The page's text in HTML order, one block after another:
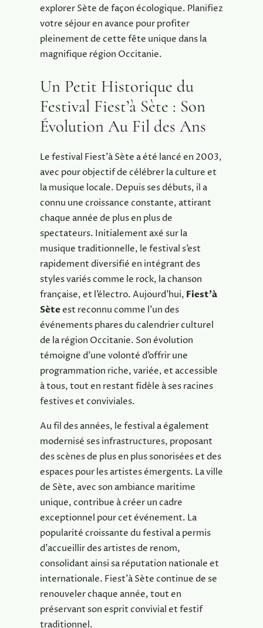
explorer Sète de façon écologique. Planifiez
votre séjour en avance pour profiter
pleinement de cette fête unique dans la
magnifique région Occitanie.
Un Petit Historique du
Festival Fiest’à Sète : Son
Évolution Au Fil des Ans
Le festival Fiest’à Sète a été lancé en 2003,
avec pour objectif de célébrer la culture et
la musique locale. Depuis ses débuts, il a
connu une croissance constante, attirant
chaque année de plus en plus de
spectateurs. Initialement axé sur la
musique traditionnelle, le festival s’est
rapidement diversifié en intégrant des
styles variés comme le rock, la chanson
française, et l’électro. Aujourd’hui, Fiest’à
Sèteest reconnu comme l’un des
événements phares du calendrier culturel
de la région Occitanie. Son évolution
témoigne d’une volonté d’offrir une
programmation riche, variée, et accessible
à tous, tout en restant fidèle à ses racines
festives et conviviales.
Au fil des années, le festival a également
modernisé ses infrastructures, proposant
des scènes de plus en plus sonorisées et des
espaces pour les artistes émergents. La ville
de Sète, avec son ambiance maritime
unique, contribue à créer un cadre
exceptionnel pour cet événement. La
popularité croissante du festival a permis
d’accueillir des artistes de renom,
consolidant ainsi sa réputation nationale et
internationale. Fiest’à Sète continue de se
renouveler chaque année, tout en
préservant son esprit convivial et festif
traditionnel.